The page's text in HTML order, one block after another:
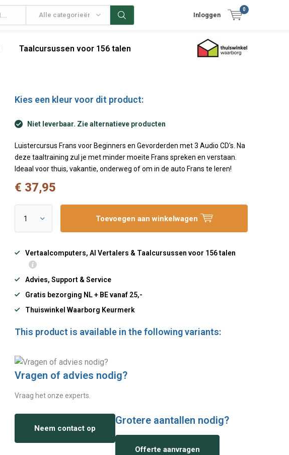
Alle categorieën Inloggen
0
Taalcursussen voor 156 talen
Kies een kleur voor dit product:
Niet leverbaar. Zie alternatieve producten
Luistercursus Frans voor Beginners en Gevorderden met 3 Audio CD's. Na
deze taaltraining zul je met minder moeite Frans spreken en verstaan.
Ideaal voor thuis, vakantie, onderweg of om in de auto Frans te leren!
€ 37,95
Toevoegen aan winkelwagen
Vertaalcomputers, AI Vertalers & Taalcursussen voor 156 talen
Advies, Support & Service
Gratis bezorging NL + BE vanaf 25,-
Thuiswinkel Waarborg Keurmerk
This product is available in the following variants:
Vragen of advies nodig?
Vraag het onze experts.
Neem contact op
Grotere aantallen nodig?
Offerte aanvragen